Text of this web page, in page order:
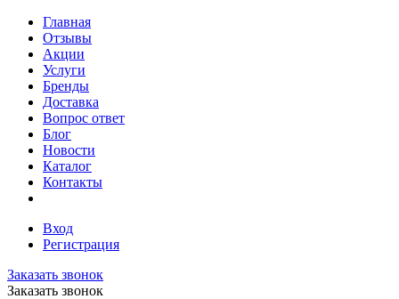
Главная
Отзывы
Акции
Услуги
Бренды
Доставка
Вопрос ответ
Блог
Новости
Каталог
Контакты
Вход
Регистрация
Заказать звонок
Заказать звонок